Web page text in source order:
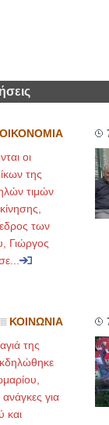
ΟΙΚΟΝΟΜΙΑ
οι
της
τιμών
των
Γιώργος
ΚΟΙΝΩΝΙΑ
της
ανάγκες για
και